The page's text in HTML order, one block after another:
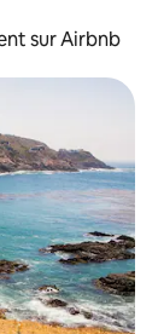
sur Airbnb